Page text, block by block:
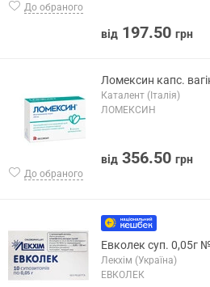
До обраного
від 197.50 грн
До обраного
Ломексин капс.
Каталент (Італія)
ЛОМЕКСИН
від 356.50 грн
Евколек суп. 0,05г
Лекхім (Україна)
ЕВКОЛЕК